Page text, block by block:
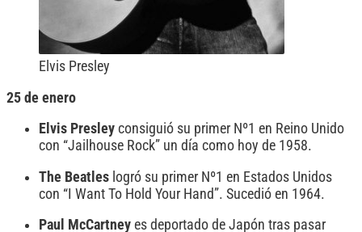
Elvis Presley
25 de enero
Elvis Presley consiguió su primer Nº1 en Reino Unido
con “Jailhouse Rock” un día como hoy de 1958.
The Beatles logró su primer Nº1 en Estados Unidos
con “I Want To Hold Your Hand”. Sucedió en 1964.
Paul McCartney es deportado de Japón tras pasar